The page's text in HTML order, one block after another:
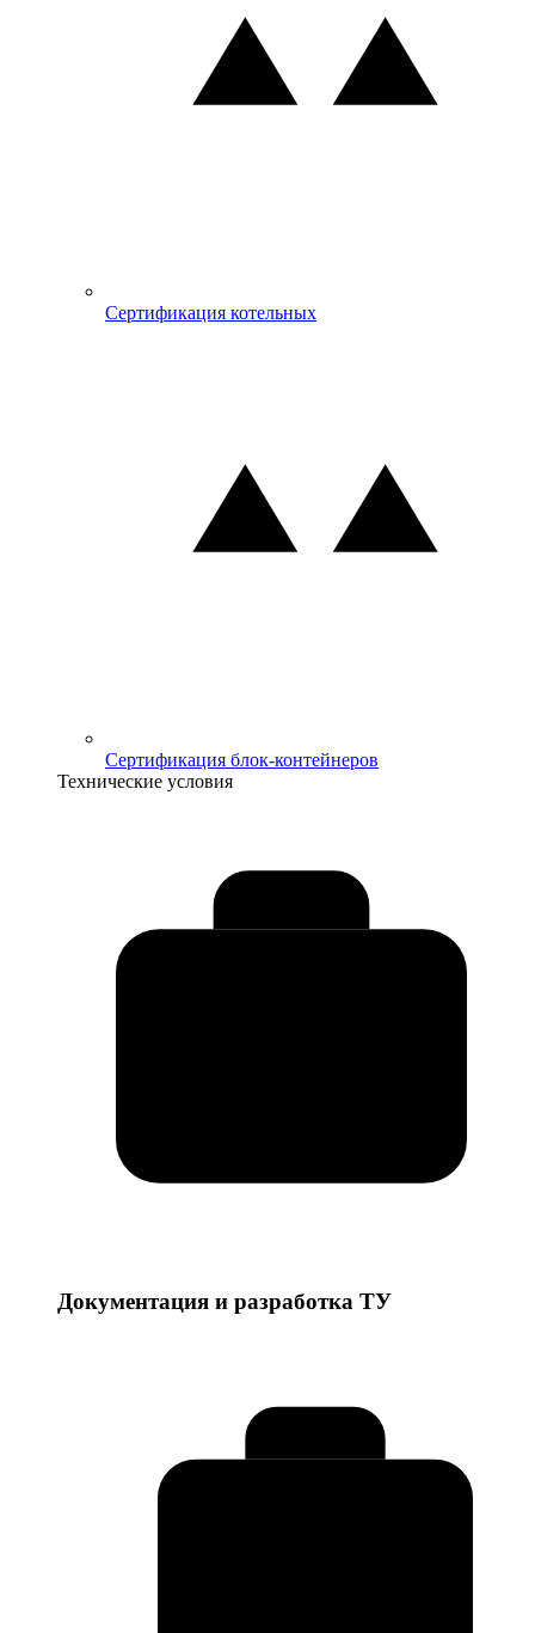
Сертификация котельных
Сертификация блок-контейнеров
Технические условия
Документация и разработка ТУ